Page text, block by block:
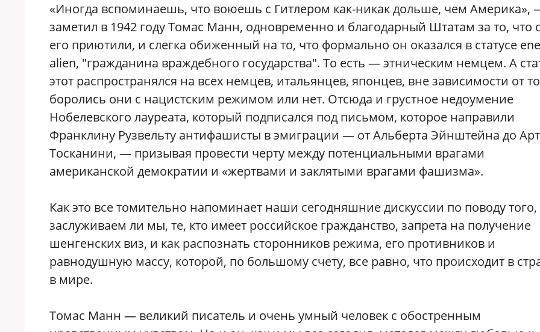
«Иногда вспоминаешь, что воюешь с Гитлером как-никак дольше, чем Америка»,
заметил в 1942 году Томас Манн, одновременно и благодарный Штатам за то, что
его приютили, и слегка обиженный на то, что формально он оказался в статусе
alien, "гражданина враждебного государства". То есть — этническим немцем. А
этот распространялся на всех немцев, итальянцев, японцев, вне зависимости от
боролись они с нацистским режимом или нет. Отсюда и грустное недоумение
Нобелевского лауреата, который подписался под письмом, которое направили
Франклину Рузвельту антифашисты в эмиграции — от Альберта Эйнштейна до
Тосканини, — призывая провести черту между потенциальными врагами
американской демократии и «жертвами и заклятыми врагами фашизма».
Как это все томительно напоминает наши сегодняшние дискуссии по поводу того,
заслуживаем ли мы, те, кто имеет российское гражданство, запрета на получение
шенгенских виз, и как распознать сторонников режима, его противников и
равнодушную массу, которой, по большому счету, все равно, что происходит в
в мире.
Томас Манн — великий писатель и очень умный человек с обостренным